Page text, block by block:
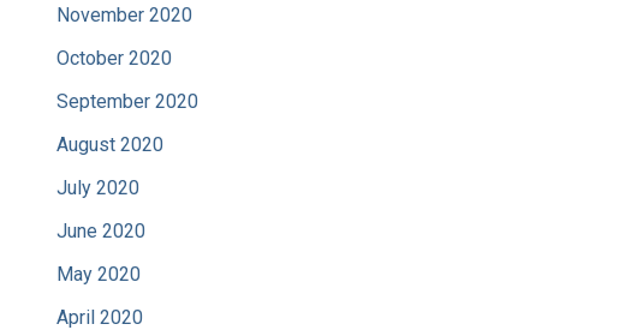
November 2020
October 2020
September 2020
August 2020
July 2020
June 2020
May 2020
April 2020